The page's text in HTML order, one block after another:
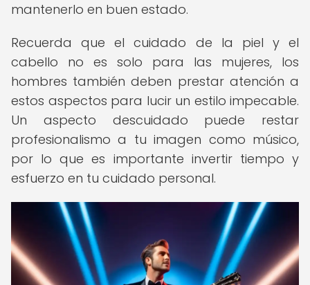
mantenerlo en buen estado.
Recuerda que el cuidado de la piel y el
cabello no es solo para las mujeres, los
hombres también deben prestar atención a
estos aspectos para lucir un estilo impecable.
Un aspecto descuidado puede restar
profesionalismo a tu imagen como músico,
por lo que es importante invertir tiempo y
esfuerzo en tu cuidado personal.